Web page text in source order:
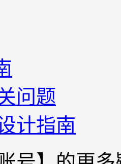
问题
计指南